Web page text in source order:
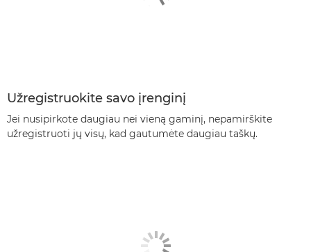
Užregistruokite savo įrenginį
Jei nusipirkote daugiau nei vieną gaminį, nepamirškite
užregistruoti jų visų, kad gautumėte daugiau taškų.